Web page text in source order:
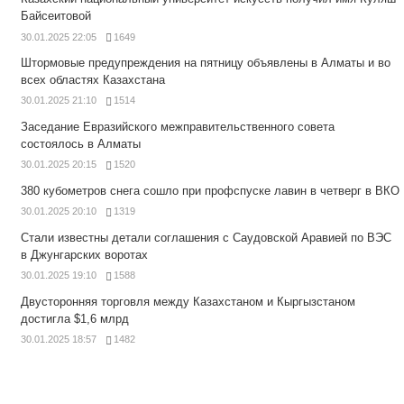
Байсеитовой
30.01.2025 22:05 1649
Штормовые предупреждения на пятницу объявлены в Алматы и во
всех областях Казахстана
30.01.2025 21:10 1514
Заседание Евразийского межправительственного совета
состоялось в Алматы
30.01.2025 20:15 1520
380 кубометров снега сошло при профспуске лавин в четверг в ВКО
30.01.2025 20:10 1319
Стали известны детали соглашения с Саудовской Аравией по ВЭС
в Джунгарских воротах
30.01.2025 19:10 1588
Двусторонняя торговля между Казахстаном и Кыргызстаном
достигла $1,6 млрд
30.01.2025 18:57 1482